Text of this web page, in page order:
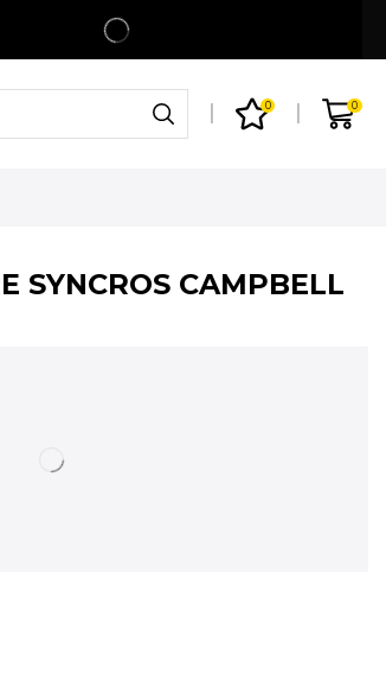
gratuita per ordini superiori a 99€
0 0
SYNCROS CAMPBELL